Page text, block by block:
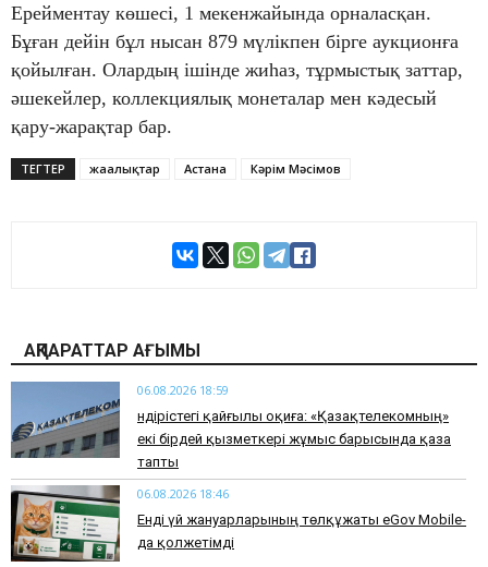
Ерейментау көшесі, 1 мекенжайында орналасқан.
Бұған дейін бұл нысан 879 мүлікпен бірге аукционға
қойылған. Олардың ішінде жиһаз, тұрмыстық заттар,
әшекейлер, коллекциялық монеталар мен кәдесый
қару-жарақтар бар.
ТЕГТЕР жаңалықтар Астана Кәрім Мәсімов
АҚПАРАТТАР АҒЫМЫ
06.08.2026 18:59
Өндірістегі қайғылы оқиға: «Қазақтелекомның»
екі бірдей қызметкері жұмыс барысында қаза
тапты
06.08.2026 18:46
Енді үй жануарларының төлқұжаты eGov Mobile-
да қолжетімді